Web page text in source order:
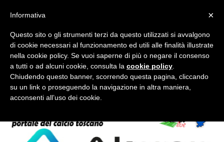
FORUM-ACCEDI
×
Informativa
Questo sito o gli strumenti terzi da questo utilizzati si avvalgono
di cookie necessari al funzionamento ed utili alle finalità illustrate
nella cookie policy. Se vuoi saperne di più o negare il consenso
a tutti o ad alcuni cookie, consulta la cookie policy
Chiudendo questo banner, scorrendo questa pagina, cliccando
su un link o proseguendo la navigazione in altra maniera,
acconsenti all’uso dei cookie.